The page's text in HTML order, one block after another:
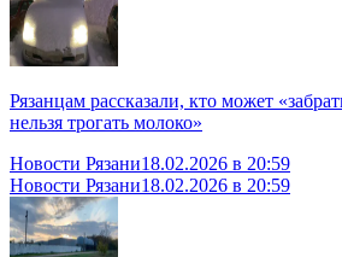
Рязанцам рассказали, кто может
нельзя трогать молоко»
Новости Рязани18.02.2026 в 20:59
Новости Рязани18.02.2026 в 20:59